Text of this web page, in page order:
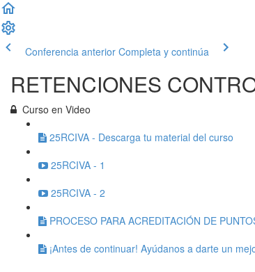
Conferencia anterior Completa y continúa
RETENCIONES
Curso en Video
25RCIVA - Descarga tu material del curso
25RCIVA - 1
25RCIVA - 2
PROCESO PARA ACREDITACIÓN DE
¡Antes de continuar! Ayúdanos a darte un